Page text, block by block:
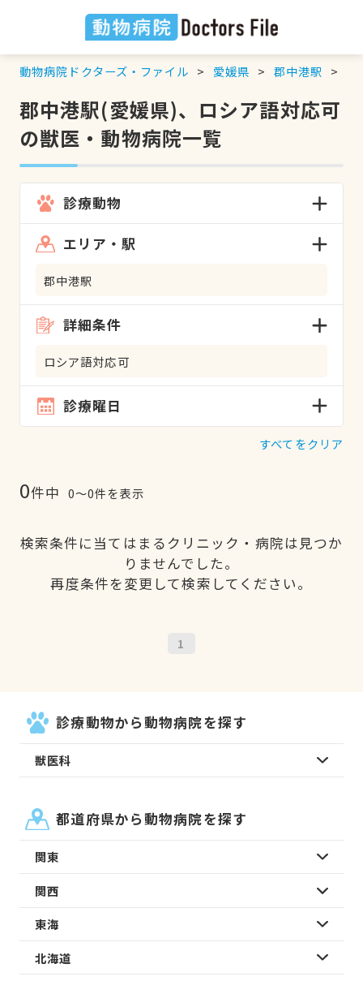
動物病院ドクターズ・ファイル 愛媛県 郡中港駅
郡中港駅(愛媛県)、ロシア語対応可
の獣医・動物病院一覧
診療動物
エリア・駅
郡中港駅
詳細条件
ロシア語対応可
診療曜日
すべてをクリア
0件中 0〜0件を表示
検索条件に当てはまるクリニック・病院は見つか
りませんでした。
再度条件を変更して検索してください。
1
診療動物から動物病院を探す
獣医科
都道府県から動物病院を探す
関東
関西
東海
北海道